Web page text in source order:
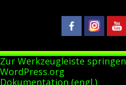
Zur Werkzeugleiste springen
Über
WordPress
WordPress.org
Dokumentation (engl.)